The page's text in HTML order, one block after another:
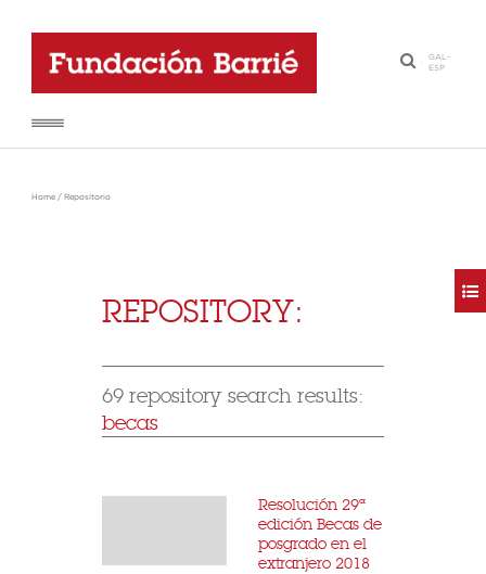
·
GAL-
ESP
Home / Repositorio
REPOSITORY:
69 repository search results:
becas
Resolución 29ª
edición Becas de
posgrado en el
extranjero 2018